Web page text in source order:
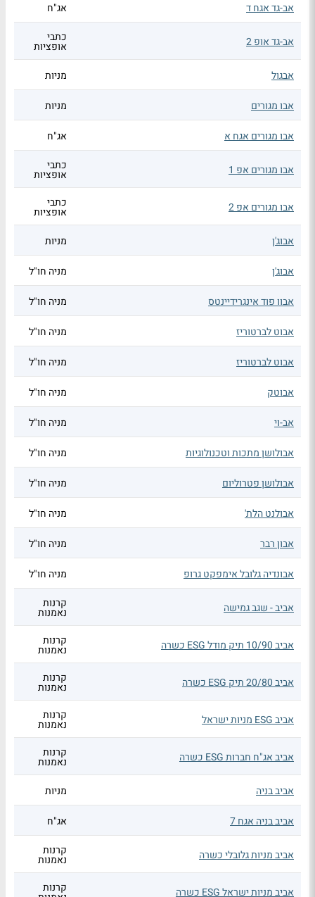
אב-גד אגח ד אג"ח
אב-גד אופ 2 כתבי
אופציות
אבגול
מניות
אבו מגורים מניות
אבו מגורים אגח א אג"ח
אבו מגורים אפ 1 כתבי
אופציות
אבו מגורים אפ 2 כתבי
אופציות
אבוג'ן
מניות
אבוג'ן מניה חו"ל
אבוו פוד אינגרידיינטס מניה חו"ל
אבוט לברטוריז מניה חו"ל
אבוט לברטוריז מניה חו"ל
אבוטק מניה חו"ל
אב-וי מניה חו"ל
אבולושן מתכות וטכנולוגיות מניה חו"ל
אבולושן פטרוליום מניה חו"ל
אבולנט הלת' מניה חו"ל
אבון רבר מניה חו"ל
אבונדיה גלובל אימפקט גרופ מניה חו"ל
אביב - שגב גמישה קרנות
נאמנות
אביב 10/90 תיק מודל ESG כשרה קרנות
נאמנות
אביב 20/80 תיק ESG כשרה קרנות
נאמנות
אביב ESG מניות ישראל קרנות
נאמנות
אביב אג"ח חברות ESG כשרה קרנות
נאמנות
אביב בניה
מניות
אביב בניה אגח 7 אג"ח
אביב מניות גלובלי כשרה קרנות
נאמנות
אביב מניות ישראל ESG כשרה קרנות